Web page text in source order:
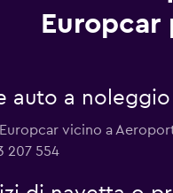
Europcar
auto a
vicino a
207 554